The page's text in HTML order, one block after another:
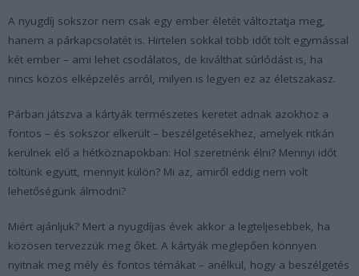
A nyugdíj sokszor nem csak egy ember életét változtatja meg,
hanem a párkapcsolatét is. Hirtelen sokkal több időt tölt egymással
két ember – ami lehet csodálatos, de kiválthat súrlódást is, ha
nincs közös elképzelés arról, milyen is legyen ez az életszakasz.
Párban játszva a kártyák természetes keretet adnak azokhoz a
fontos – és sokszor elkerült – beszélgetésekhez, amelyek ritkán
kerülnek elő a hétköznapokban: Hol szeretnénk élni? Mennyi időt
töltünk együtt, mennyit külön? Mi az, amiről eddig nem volt
lehetőségünk álmodni?
Miért ajánljuk? Mert a nyugdíjas évek akkor a legteljesebbek, ha
közösen tervezzük meg őket. A kártyák meglepően könnyen
nyitnak meg mély és fontos témákat – anélkül, hogy a beszélgetés